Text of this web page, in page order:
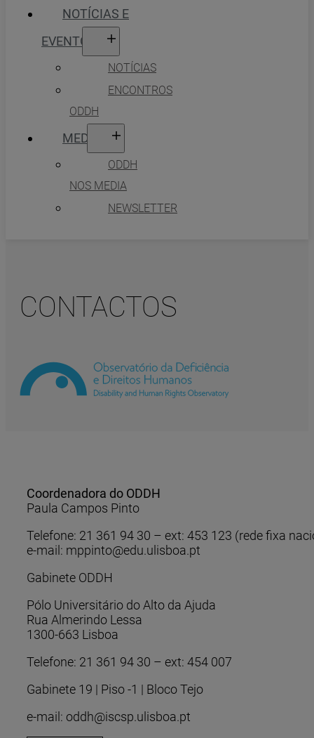
NOTÍCIAS E
EVENTOS
NOTÍCIAS
ENCONTROS
ODDH
MEDIA
ODDH
NOS MEDIA
NEWSLETTER
CONTACTOS
Coordenadora do ODDH
Paula Campos Pinto
Telefone: 21 361 94 30 – ext: 453 123 (rede fixa
e-mail: mppinto@edu.ulisboa.pt
Gabinete ODDH
Pólo Universitário do Alto da Ajuda
Rua Almerindo Lessa
1300-663 Lisboa
Telefone: 21 361 94 30 – ext: 454 007
Gabinete 19 | Piso -1 | Bloco Tejo
e-mail: oddh@iscsp.ulisboa.pt